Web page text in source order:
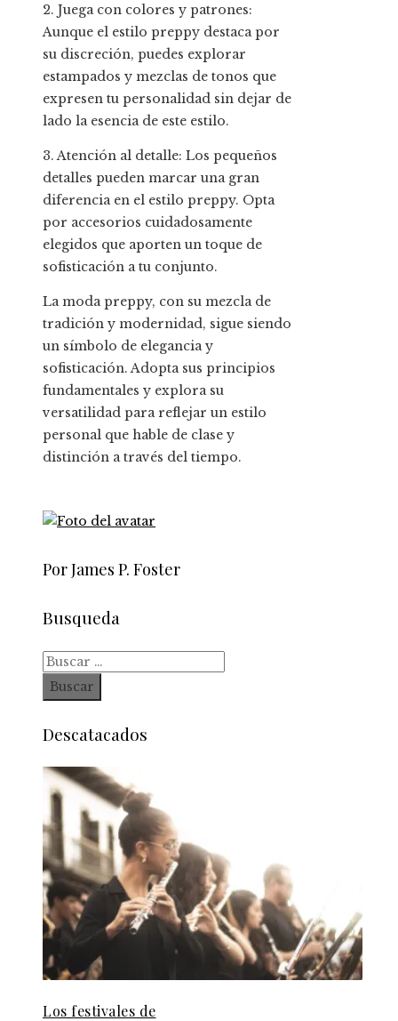
2. Juega con colores y patrones:
Aunque el estilo preppy destaca por
su discreción, puedes explorar
estampados y mezclas de tonos que
expresen tu personalidad sin dejar de
lado la esencia de este estilo.
3. Atención al detalle: Los pequeños
detalles pueden marcar una gran
diferencia en el estilo preppy. Opta
por accesorios cuidadosamente
elegidos que aporten un toque de
sofisticación a tu conjunto.
La moda preppy, con su mezcla de
tradición y modernidad, sigue siendo
un símbolo de elegancia y
sofisticación. Adopta sus principios
fundamentales y explora su
versatilidad para reflejar un estilo
personal que hable de clase y
distinción a través del tiempo.
Por James P. Foster
Busqueda
Buscar:
Descatacados
Los festivales de